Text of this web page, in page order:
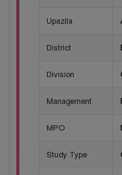
Upazila
District
Division
Management
MPO
Study Type